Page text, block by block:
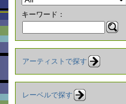
キーワード：
アーティストで探す
レーベルで探す